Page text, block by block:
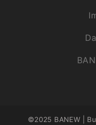
©2025 BANEW |